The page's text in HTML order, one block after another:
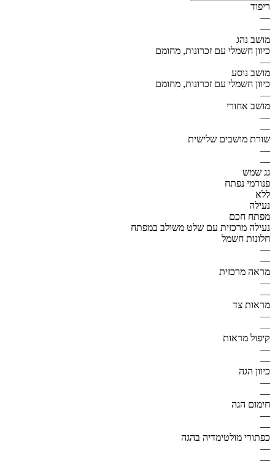
ריפוד
—
—
מושב נהג
כיוון חשמלי עם זכרונות, מחומם
—
מושב נוסע
כיוון חשמלי עם זכרונות, מחומם
—
מושב אחורי
—
—
שורת מושבים שלישית
—
—
גג שמש
פנורמי נפתח
ללא
נעילה
מפתח חכם
נעילה מרכזית עם שלט משולב במפתח
חלונות חשמל
—
—
מראה מרכזית
—
—
מראות צד
—
—
קיפול מראות
—
—
כיוון הגה
—
—
חימום הגה
—
—
כפתורי מולטימדיה בהגה
—